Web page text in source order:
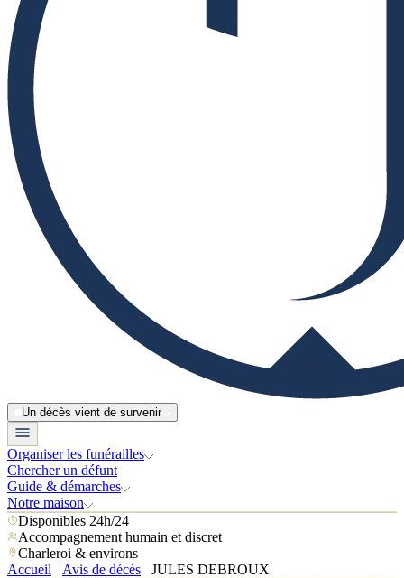
Un décès vient de survenir
Organiser les funérailles
Chercher un défunt
Guide & démarches
Notre maison
Disponibles 24h/24
Accompagnement humain et discret
Charleroi & environs
Accueil
Avis de décès JULES DEBROUX